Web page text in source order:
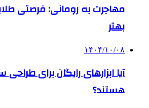
مهاجرت به رومانی: فرصتی
بهتر
۱۴۰۴/۱۰/۰۸
آیا ابزارهای رایگان برای
هستند؟